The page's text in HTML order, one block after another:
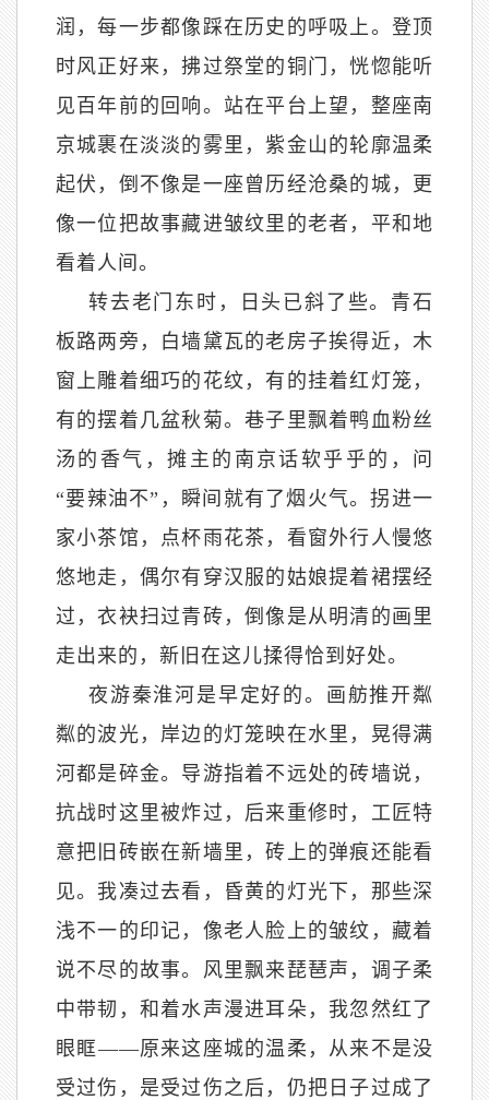
润，每一步都像踩在历史的呼吸上。登顶
时风正好来，拂过祭堂的铜门，恍惚能听
见百年前的回响。站在平台上望，整座南
京城裹在淡淡的雾里，紫金山的轮廓温柔
起伏，倒不像是一座曾历经沧桑的城，更
像一位把故事藏进皱纹里的老者，平和地
看着人间。
转去老门东时，日头已斜了些。青石
板路两旁，白墙黛瓦的老房子挨得近，木
窗上雕着细巧的花纹，有的挂着红灯笼，
有的摆着几盆秋菊。巷子里飘着鸭血粉丝
汤的香气，摊主的南京话软乎乎的，问
“要辣油不”，瞬间就有了烟火气。拐进一
家小茶馆，点杯雨花茶，看窗外行人慢悠
悠地走，偶尔有穿汉服的姑娘提着裙摆经
过，衣袂扫过青砖，倒像是从明清的画里
走出来的，新旧在这儿揉得恰到好处。
夜游秦淮河是早定好的。画舫推开粼
粼的波光，岸边的灯笼映在水里，晃得满
河都是碎金。导游指着不远处的砖墙说，
抗战时这里被炸过，后来重修时，工匠特
意把旧砖嵌在新墙里，砖上的弹痕还能看
见。我凑过去看，昏黄的灯光下，那些深
浅不一的印记，像老人脸上的皱纹，藏着
说不尽的故事。风里飘来琵琶声，调子柔
中带韧，和着水声漫进耳朵，我忽然红了
眼眶——原来这座城的温柔，从来不是没
受过伤，是受过伤之后，仍把日子过成了